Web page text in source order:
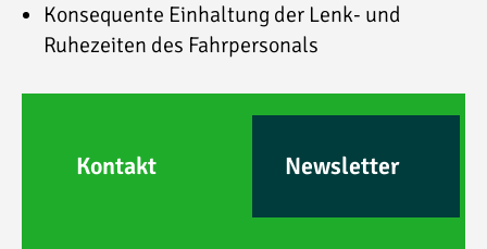
Konsequente Einhaltung der Lenk- und
Ruhezeiten des Fahrpersonals
Kontakt Newsletter